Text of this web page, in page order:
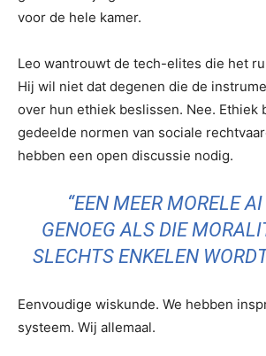
voor de hele kamer.
Leo wantrouwt de tech-elites die het
Hij wil niet dat degenen die de
over hun ethiek beslissen. Nee. Ethiek
gedeelde normen van sociale
hebben een open discussie nodig.
“EEN MEER MORELE
GENOEG ALS DIE
SLECHTS ENKELEN
Eenvoudige wiskunde. We hebben
systeem. Wij allemaal.